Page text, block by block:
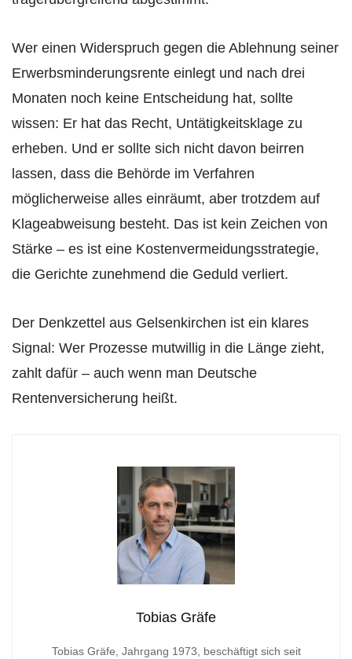
Wer einen Widerspruch gegen die Ablehnung seiner
Erwerbsminderungsrente einlegt und nach drei
Monaten noch keine Entscheidung hat, sollte
wissen: Er hat das Recht, Untätigkeitsklage zu
erheben. Und er sollte sich nicht davon beirren
lassen, dass die Behörde im Verfahren
möglicherweise alles einräumt, aber trotzdem auf
Klageabweisung besteht. Das ist kein Zeichen von
Stärke – es ist eine Kostenvermeidungsstrategie,
die Gerichte zunehmend die Geduld verliert.
Der Denkzettel aus Gelsenkirchen ist ein klares
Signal: Wer Prozesse mutwillig in die Länge zieht,
zahlt dafür – auch wenn man Deutsche
Rentenversicherung heißt.
Tobias Gräfe
Tobias Gräfe, Jahrgang 1973, beschäftigt sich seit